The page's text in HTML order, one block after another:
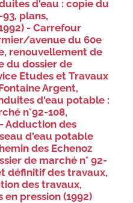
d'eau : copie du
plans,
- Carrefour
avenue du 60e
renouvellement de
du dossier de
Etudes et Travaux
Argent,
d'eau potable :
n°92-108,
Adduction des
d'eau potable
des Echenoz
de marché n° 92-
définitif des travaux,
des travaux,
pression (1992)